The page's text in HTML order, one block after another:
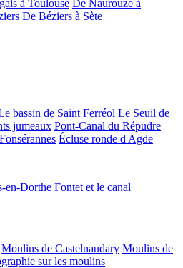
à Toulouse De Naurouze à
De Béziers à Sète
bassin de Saint Ferréol Le Seuil de
jumeaux Pont-Canal du Répudre
Écluse ronde d'Agde
en-Dorthe Fontet et le canal
Moulins de Castelnaudary Moulins de
sur les moulins